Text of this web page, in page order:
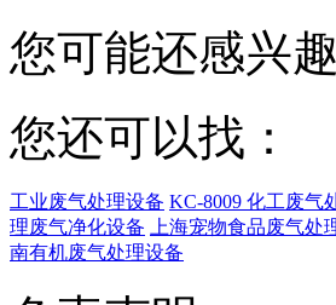
您可能还感兴趣
您还可以找：
工业废气处理设备 KC-8009 化工废气
理废气净化设备
上海宠物食品废气处
南有机废气处理设备